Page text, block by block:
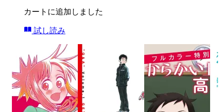
カートに追加しました
試し読み